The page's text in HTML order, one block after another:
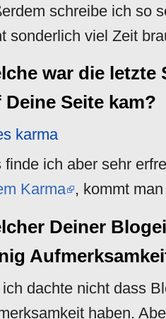
schreibe ich so
sonderlich viel Zeit
war die letzte
Deine Seite kam?
karma
finde ich aber sehr
Karma , kommt
Deiner
dachte nicht dass
haben.